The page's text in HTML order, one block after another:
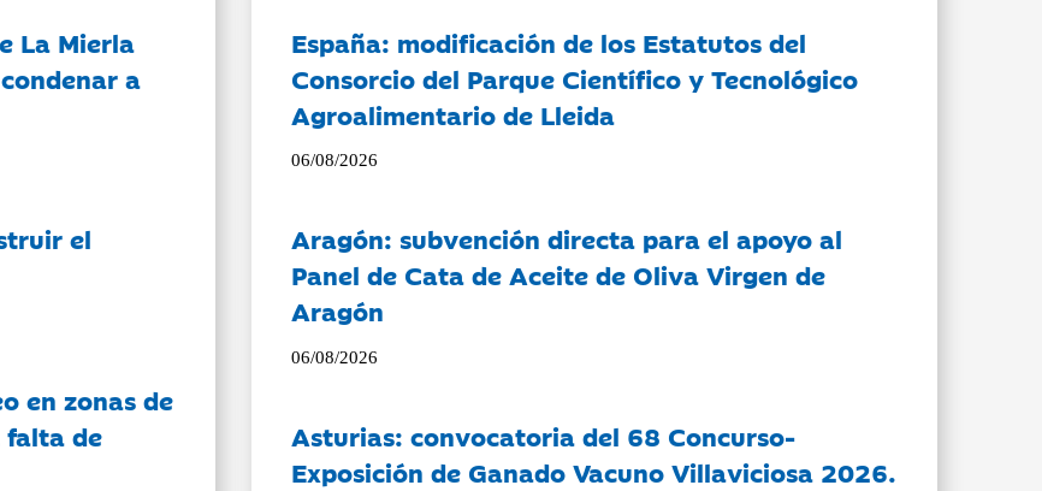
La Mierla
a
el
en zonas de
falta de
España: modificación de los Estatutos del
Consorcio del Parque Científico y Tecnológico
Agroalimentario de Lleida
06/08/2026
Aragón: subvención directa para el apoyo al
Panel de Cata de Aceite de Oliva Virgen de
Aragón
06/08/2026
Asturias: convocatoria del 68 Concurso-
Exposición de Ganado Vacuno Villaviciosa 2026.